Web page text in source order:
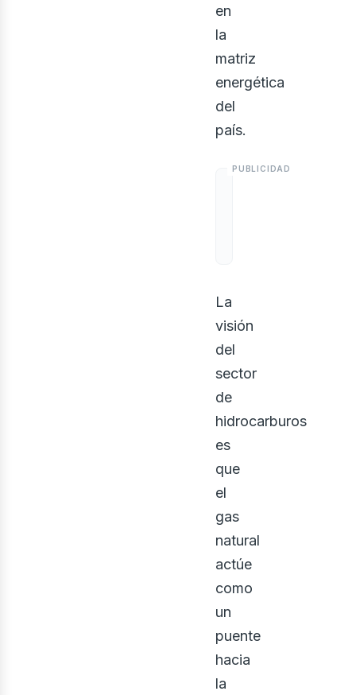
en
la
matriz
energética
del
país.
La
visión
del
sector
de
hidrocarburos
es
que
el
gas
natural
actúe
como
un
puente
hacia
la